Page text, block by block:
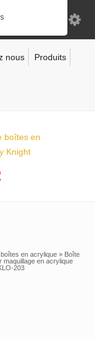
nous Produits
en acrylique » Boîte
maquillage en acrylique
203